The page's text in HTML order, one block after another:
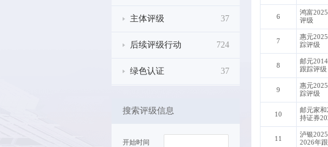
主体评级 37
后续评级行动 724
绿色认证 37
搜索评级信息
开始时间
6
鸿富
评级
7
惠元
踪评级
8
邮元
跟踪评级
9
惠元
踪评级
10
邮元家
持证券
11
泸银
2026年